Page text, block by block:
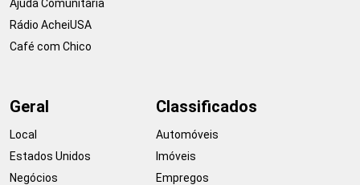
Ajuda Comunitária
Rádio AcheiUSA
Café com Chico
Geral
Local
Estados Unidos
Negócios
Classificados
Automóveis
Imóveis
Empregos